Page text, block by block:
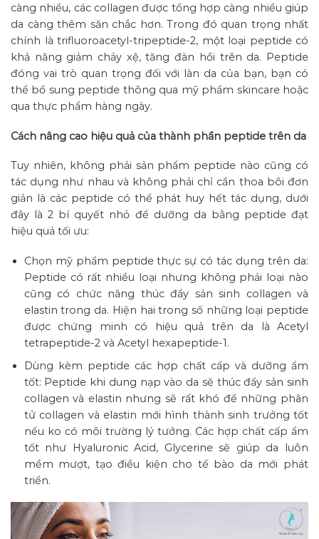
càng nhiều, các collagen được tổng hợp càng nhiều giúp
da càng thêm săn chắc hơn. Trong đó quan trọng nhất
chính là trifluoroacetyl-tripeptide-2, một loại peptide có
khả năng giảm chảy xệ, tăng đàn hồi trên da. Peptide
đóng vai trò quan trọng đối với làn da của bạn, bạn có
thể bổ sung peptide thông qua mỹ phẩm skincare hoặc
qua thực phẩm hàng ngày.
Cách nâng cao hiệu quả của thành phần peptide trên da
Tuy nhiên, không phải sản phẩm peptide nào cũng có
tác dụng như nhau và không phải chỉ cần thoa bôi đơn
giản là các peptide có thể phát huy hết tác dụng, dưới
đây là 2 bí quyết nhỏ để dưỡng da bằng peptide đạt
hiệu quả tối ưu:
Chọn mỹ phẩm peptide thực sự có tác dụng trên da:
Peptide có rất nhiều loại nhưng không phải loại nào
cũng có chức năng thúc đẩy sản sinh collagen và
elastin trong da. Hiện hai trong số những loại peptide
được chứng minh có hiệu quả trên da là Acetyl
tetrapeptide-2 và Acetyl hexapeptide-1.
Dùng kèm peptide các hợp chất cấp và dưỡng ẩm
tốt: Peptide khi dung nạp vào da sẽ thúc đẩy sản sinh
collagen và elastin nhưng sẽ rất khó để những phân
tử collagen và elastin mới hình thành sinh trưởng tốt
nếu ko có môi trường lý tưởng. Các hợp chất cấp ẩm
tốt như Hyaluronic Acid, Glycerine sẽ giúp da luôn
mềm mượt, tạo điều kiện cho tế bào da mới phát
triển.